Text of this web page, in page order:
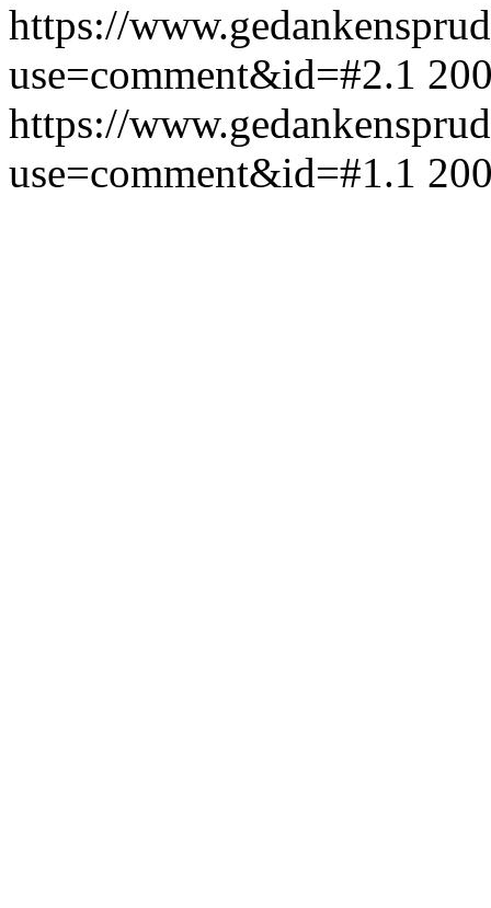
https://
use=comment&id=#2.1
https://
use=comment&id=#1.1